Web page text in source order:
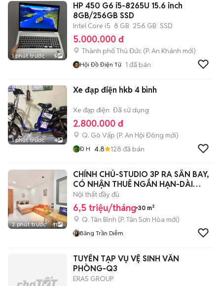
1 phút trước 5
HP 450 G6 i5-8265U 15.6 inch
8GB/256GB SSD
Intel Core i5 8 GB 256 GB SSD
5.000.000 đ
Thành phố Thủ Đức (P. An Khánh mới)
Hội Đồ Điện Tử 1 đã bán
1 phút trước 4
Xe đạp điện hkb 4 bình
Xe đạp điện Đã sử dụng
2.800.000 đ
Q. Gò Vấp (P. An Hội Đông mới)
Đ H 4.8 128 đã bán
2 phút trước 11
CHÍNH CHỦ-STUDIO 3P RA SÂN BAY,
CÓ NHẬN THUÊ NGẮN HẠN-DÀI
HẠN-FULL NT
Nội thất đầy đủ
6,5 triệu/tháng 30 m²
Q. Tân Bình (P. Tân Sơn Hòa mới)
Băng Trần Diễm
TUYỂN TẠP VỤ VỆ SINH VĂN
PHÒNG-Q3
ERAS GROUP